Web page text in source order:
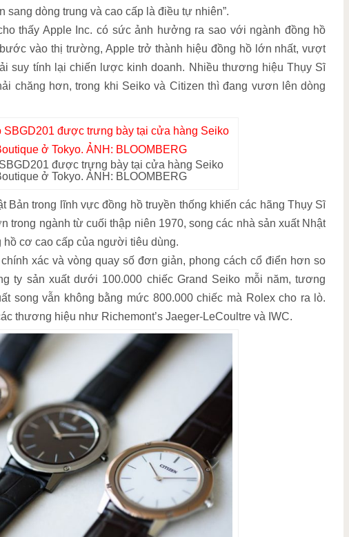
dòng trung và cao cấp là điều tự nhiên”.
thấy Apple Inc. có sức ảnh hưởng ra sao với ngành đồng hồ
vào thị trường, Apple trở thành hiệu đồng hồ lớn nhất, vượt
suy tính lại chiến lược kinh doanh. Nhiều thương hiệu Thụy Sĩ
chăng hơn, trong khi Seiko và Citizen thì đang vươn lên dòng
được trưng bày tại cửa hàng Seiko
ở Tokyo. ẢNH: BLOOMBERG
Bản trong lĩnh vực đồng hồ truyền thống khiến các hãng Thụy Sĩ
trong ngành từ cuối thập niên 1970, song các nhà sản xuất Nhật
cơ cao cấp của người tiêu dùng.
xác và vòng quay số đơn giản, phong cách cổ điển hơn so
ty sản xuất dưới 100.000 chiếc Grand Seiko mỗi năm, tương
song vẫn không bằng mức 800.000 chiếc mà Rolex cho ra lò.
thương hiệu như Richemont’s Jaeger-LeCoultre và IWC.